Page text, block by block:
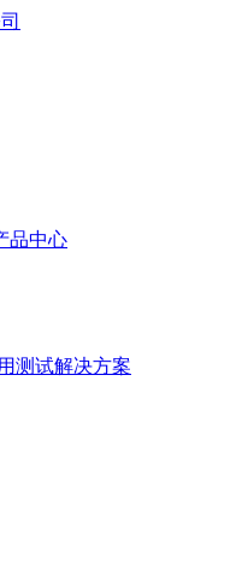
品中心
测试解决方案